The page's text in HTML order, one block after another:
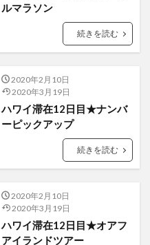
ルマラソン
続きを読む
2020年2月10日
2020年3月19日
ハワイ滞在12日目★ナンバ
ーピックアップ
続きを読む
2020年2月10日
2020年3月19日
ハワイ滞在12日目★オアフ
アイランドツアー